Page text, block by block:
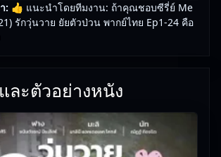
: 👍 แนะนำโดยทีมงาน: ถ้าคุณชอบซีรี่ย์ Me
รักวุ่นวาย ยัยตัวป่วน พากย์ไทย Ep1-24 คือ
ละตัวอย่างหนัง